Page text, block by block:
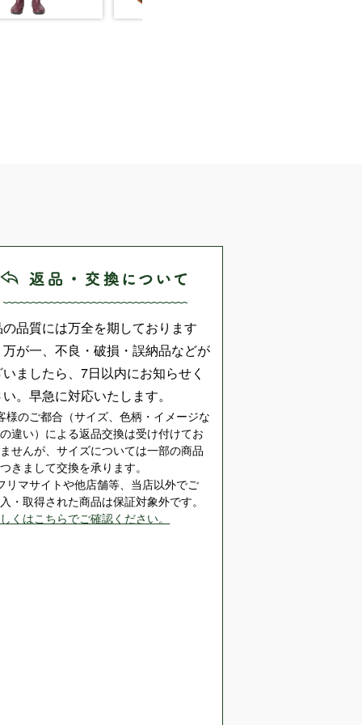
品質には万全を期しております
が一、不良・破損・誤納品などが
ましたら、7日以内にお知らせく
。早急に対応いたします。
様のご都合（サイズ、色柄・イメージな
違い）による返品交換は受け付けてお
せんが、サイズについては一部の商品
きまして交換を承ります。
リマサイトや他店舗等、当店以外でご
・取得された商品は保証対象外です。
くはこちらでご確認ください。